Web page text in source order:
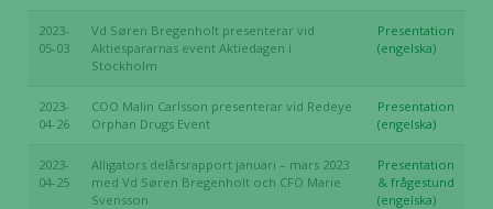
2023-
05-03
Vd Søren Bregenholt presenterar vid
Aktiespararnas event Aktiedagen i
Stockholm
Presentation
(engelska)
2023-
04-26
COO Malin Carlsson presenterar vid Redeye
Orphan Drugs Event
Presentation
(engelska)
2023-
04-25
Alligators delårsrapport januari – mars 2023
med Vd Søren Bregenholt och CFO Marie
Svensson
Presentation
& frågestund
(engelska)